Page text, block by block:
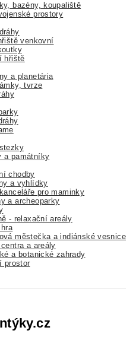
bazény, koupaliště
prostory
venkovní
hřiště
a planetária
tvrze
a památníky
chodby
a vyhlídky
pro maminky
a archeoparky
- relaxační areály
městečka a indiánské vesnice
a areály
a botanické zahrady
prostor